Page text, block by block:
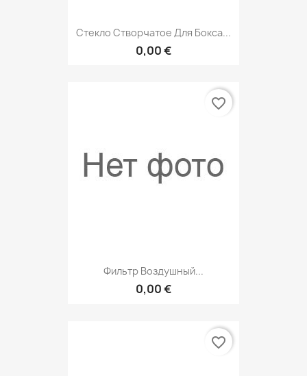
Cтекло Створчатое Для Бокса...
0,00 €
Фильтр Воздушный...
0,00 €
favorite_border
favorite_border